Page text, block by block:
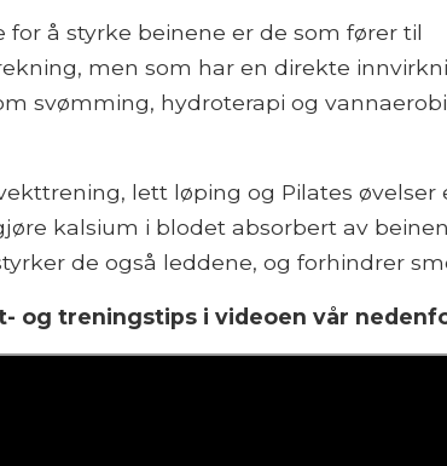
for å styrke beinene er de som fører til
men som har en direkte
svømming, hydroterapi og
lett løping og Pilates øvelser
kalsium i blodet absorbert av
de også leddene, og forhindrer
og treningstips i videoen vår